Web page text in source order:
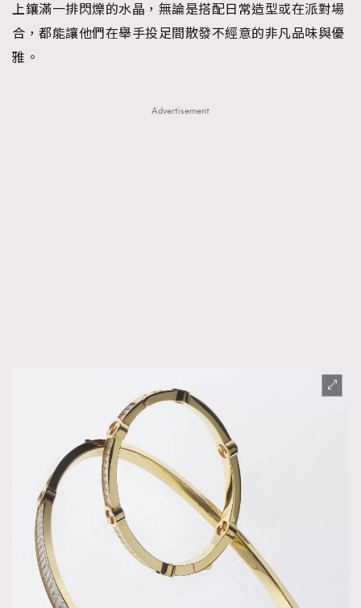
上鑲滿一排閃爍的水晶，無論是搭配日常造型或在派對場
合，都能讓他們在舉手投足間散發不經意的非凡品味與優
雅。
Advertisement